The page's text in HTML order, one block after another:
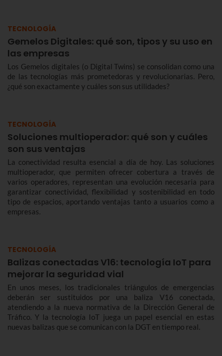
TECNOLOGÍA
Gemelos Digitales: qué son, tipos y su uso en
las empresas
Los Gemelos digitales (o Digital Twins) se consolidan como una
de las tecnologías más prometedoras y revolucionarias. Pero,
¿qué son exactamente y cuáles son sus utilidades?
TECNOLOGÍA
Soluciones multioperador: qué son y cuáles
son sus ventajas
La conectividad resulta esencial a día de hoy. Las soluciones
multioperador, que permiten ofrecer cobertura a través de
varios operadores, representan una evolución necesaria para
garantizar conectividad, flexibilidad y sostenibilidad en todo
tipo de espacios, aportando ventajas tanto a usuarios como a
empresas.
TECNOLOGÍA
Balizas conectadas V16: tecnología IoT para
mejorar la seguridad vial
En unos meses, los tradicionales triángulos de emergencias
deberán ser sustituidos por una baliza V16 conectada,
atendiendo a la nueva normativa de la Dirección General de
Tráfico. Y la tecnología IoT juega un papel esencial en estas
nuevas balizas que se comunican con la DGT en tiempo real.